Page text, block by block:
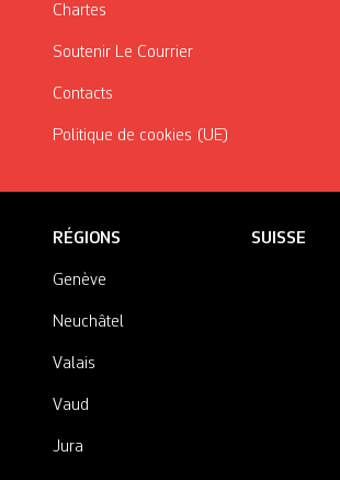
Chartes
Soutenir Le Courrier
Contacts
Politique de cookies (UE)
RÉGIONS
Genève
Neuchâtel
Valais
Vaud
Jura
SUISSE